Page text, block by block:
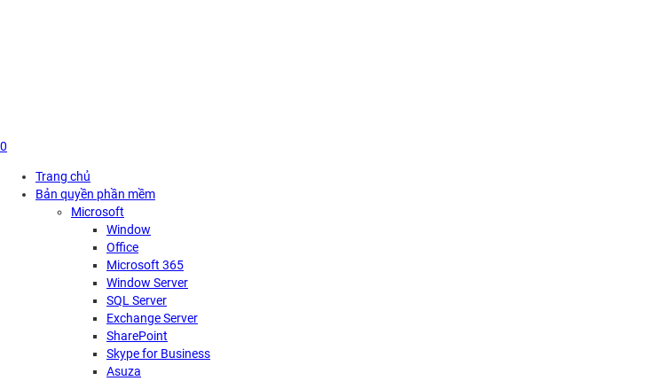
0
Trang chủ
Bản quyền phần mềm
Microsoft
Window
Office
Microsoft 365
Window Server
SQL Server
Exchange Server
SharePoint
Skype for Business
Asuza